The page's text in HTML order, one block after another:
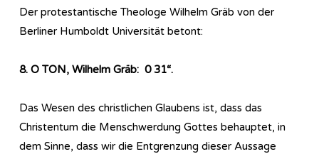
Der protestantische Theologe Wilhelm Gräb von der
Berliner Humboldt Universität betont:
8. O TON, Wilhelm Gräb: 0 31“.
Das Wesen des christlichen Glaubens ist, dass das
Christentum die Menschwerdung Gottes behauptet, in
dem Sinne, dass wir die Entgrenzung dieser Aussage